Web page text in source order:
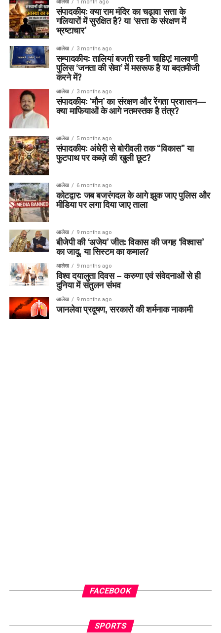
आलेख 1 month ago
संपादकीय: क्या राम मंदिर का चढ़ावा सत्ता के
गलियारों में सुरक्षित है? या ‘सत्ता के संरक्षण में
भ्रष्टाचार’
आलेख 3 months ago
सम्पादकीय: तालियां बजती रहनी चाहिए! मालवणी
पुलिस ‘जनता की सेवा’ में मसरूफ है या बदतमीजी
करने में?
आलेख 3 months ago
संपादकीय: ‘मौन’ का संरक्षण और रेंगता प्रशासन—
क्या माफियाओं के आगे नतमस्तक है तंत्र?
आलेख 5 months ago
संपादकीय: अंधेरी से बोरीवली तक “विकास” या
फुटपाथ पर कब्ज़े की खुली छूट?
आलेख 6 months ago
कोटद्वार: जब बजरंगदल के आगे झुक जाए पुलिस और
मीडिया पर लगा दिया जाए ताला
आलेख 9 months ago
बीजेपी की ‘अजेय’ जीत: विकास की जगह ‘विश्वास’
का जादू, या सिस्टम का कमाल?
आलेख 9 months ago
विश्व दयालुता दिवस – करुणा एवं संवेदनाओं से ही
दुनिया में संतुलन संभव
आलेख 9 months ago
जानलेवा प्रदूषण, सरकारों की शर्मनाक नाकामी
FACEBOOK
SPORTS